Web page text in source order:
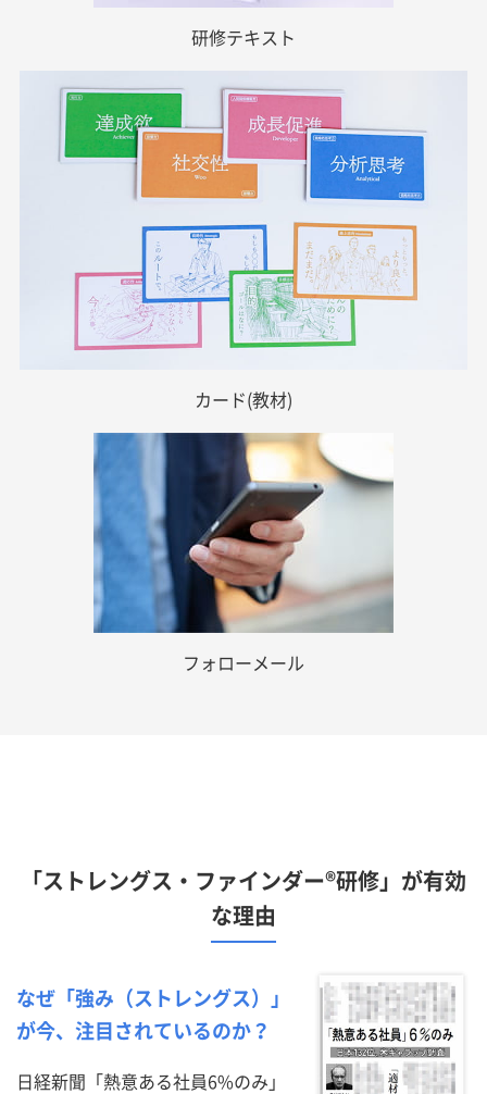
研修テキスト
カード(教材)
フォローメール
「ストレングス・ファインダー®研修」が有効
な理由
なぜ「強み（ストレングス）」
が今、注目されているのか？
日経新聞「熱意ある社員6%のみ」